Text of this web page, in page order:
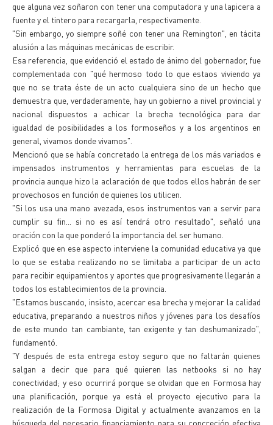
que alguna vez soñaron con tener una computadora y una lapicera a
fuente y el tintero para recargarla, respectivamente.
"Sin embargo, yo siempre soñé con tener una Remington", en tácita
alusión a las máquinas mecánicas de escribir.
Esa referencia, que evidenció el estado de ánimo del gobernador, fue
complementada con "qué hermoso todo lo que estaos viviendo ya
que no se trata éste de un acto cualquiera sino de un hecho que
demuestra que, verdaderamente, hay un gobierno a nivel provincial y
nacional dispuestos a achicar la brecha tecnológica para dar
igualdad de posibilidades a los formoseños y a los argentinos en
general, vivamos donde vivamos".
Mencionó que se había concretado la entrega de los más variados e
impensados instrumentos y herramientas para escuelas de la
provincia aunque hizo la aclaración de que todos ellos habrán de ser
provechosos en función de quienes los utilicen.
"Si los usa una mano avezada, esos instrumentos van a servir para
cumplir su fin... si no es así tendrá otro resultado", señaló una
oración con la que ponderó la importancia del ser humano.
Explicó que en ese aspecto interviene la comunidad educativa ya que
lo que se estaba realizando no se limitaba a participar de un acto
para recibir equipamientos y aportes que progresivamente llegarán a
todos los establecimientos de la provincia.
"Estamos buscando, insisto, acercar esa brecha y mejorar la calidad
educativa, preparando a nuestros niños y jóvenes para los desafíos
de este mundo tan cambiante, tan exigente y tan deshumanizado",
fundamentó.
"Y después de esta entrega estoy seguro que no faltarán quienes
salgan a decir que para qué quieren las netbooks si no hay
conectividad; y eso ocurrirá porque se olvidan que en Formosa hay
una planificación, porque ya está el proyecto ejecutivo para la
realización de la Formosa Digital y actualmente avanzamos en la
búsqueda del necesario financiamiento para su concreción efectiva